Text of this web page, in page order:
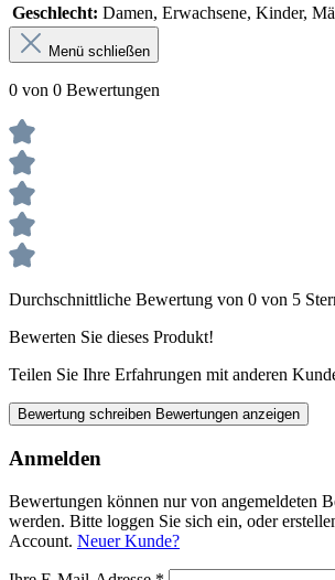
Geschlecht: Damen, Erwachsene, Kinder,
Menü schließen
0 von 0 Bewertungen
Durchschnittliche Bewertung von 0 von 5
Bewerten Sie dieses Produkt!
Teilen Sie Ihre Erfahrungen mit anderen
Bewertung schreiben Bewertungen anzeigen
Anmelden
Bewertungen können nur von angemeldeten
werden. Bitte loggen Sie sich ein, oder
Account. Neuer Kunde?